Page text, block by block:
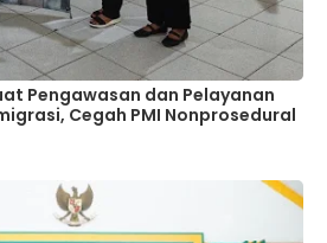
Pengawasan dan Pelayanan
Cegah PMI Nonprosedural